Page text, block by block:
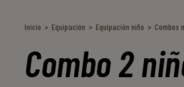
Inicio Equipación Equipación niño Combos
Combo 2